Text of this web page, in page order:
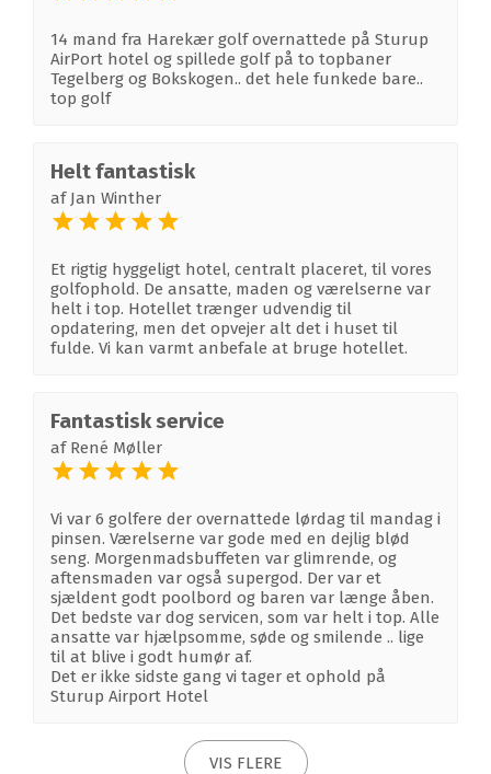
14 mand fra Harekær golf overnattede på Sturup
AirPort hotel og spillede golf på to topbaner
Tegelberg og Bokskogen.. det hele funkede bare..
top golf
Helt fantastisk
af Jan Winther
Et rigtig hyggeligt hotel, centralt placeret, til vores
golfophold. De ansatte, maden og værelserne var
helt i top. Hotellet trænger udvendig til
opdatering, men det opvejer alt det i huset til
fulde. Vi kan varmt anbefale at bruge hotellet.
Fantastisk service
af René Møller
Vi var 6 golfere der overnattede lørdag til mandag i
pinsen. Værelserne var gode med en dejlig blød
seng. Morgenmadsbuffeten var glimrende, og
aftensmaden var også supergod. Der var et
sjældent godt poolbord og baren var længe åben.
Det bedste var dog servicen, som var helt i top. Alle
ansatte var hjælpsomme, søde og smilende .. lige
til at blive i godt humør af.
Det er ikke sidste gang vi tager et ophold på
Sturup Airport Hotel
VIS FLERE